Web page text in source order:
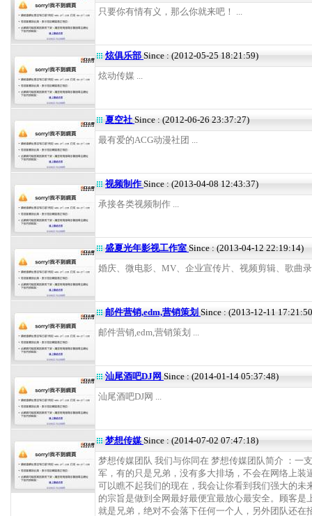
只要你有情有义，那么你就来吧！ ...
炫俱乐部 Since : (2012-05-25 18:21:59)
炫动传媒 ...
夏空社Since : (2012-06-26 23:37:27)
最有爱的ACG动漫社团 ...
视频制作 Since : (2013-04-08 12:43:37)
承接各类视频制作 ...
盛夏光年影视工作室 Since : (2013-04-12 22:19:14)
婚庆、微电影、MV、企业宣传片、视频剪辑、歌曲
邮件营销,edm,营销策划 Since : (2013-12-11
邮件营销,edm,营销策划 ...
汕尾酒吧DJ网 Since : (2014-01-14 05:37:48)
汕尾酒吧DJ网 ...
梦想传媒Since : (2014-07-02 07:47:18)
梦想传媒团队 我们与你同在 梦想传媒团队简介 ：一
军，有的只是兄弟，没有多大排场，不会在网络上装
可以瞧不起我们的现在，我会让你看到我们强大的未
的宗旨是做到全网最好最便宜最放心最安全。顾客是
就是兄弟，绝对不会落下任何一个人，另外团队还在